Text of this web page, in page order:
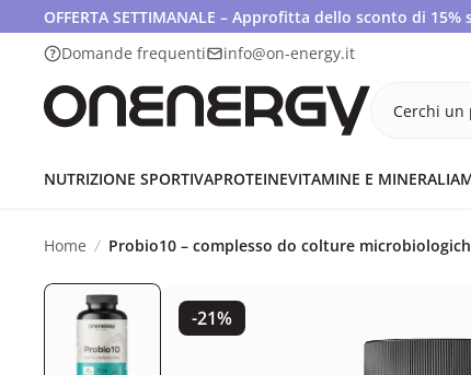
OFFERTA SETTIMANALE – Approfitta dello sconto di
Domande frequenti
info@on-energy.it
Cerchi un
NUTRIZIONE SPORTIVAPROTEINEVITAMINE E MINERALI
Home Probio10 – complesso do colture
-21%